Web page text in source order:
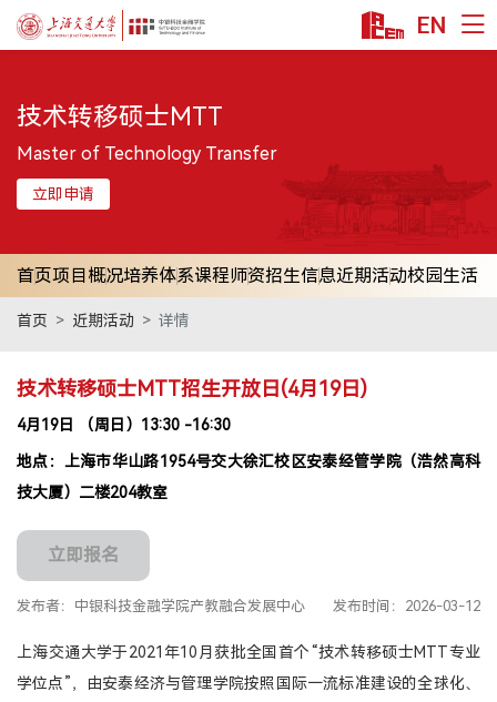
课程项目
技术转移硕士MTT
科技金融MBA
金融硕士MF
公益项目
教授/研究
双聘师资
行业师资
学术洞见
交叉科研
产教融合
生态活动
实训基地
联合研究
合作案例
EN
技术转移硕士MTT
Master of Technology Transfer
立即申请
首页项目概况培养体系课程师资招生信息近期活动校园生活
首页 近期活动 详情
技术转移硕士MTT招生开放日(4月19日)
4月19日 （周日）13:30 -16:30
地点：上海市华山路1954号交大徐汇校区安泰经管学院（浩然高科
技大厦）二楼204教室
立即报名
发布者：中银科技金融学院产教融合发展中心 发布时间：2026-03-12
上海交通大学于2021年10月获批全国首个“技术转移硕士MTT专业
学位点”，由安泰经济与管理学院按照国际一流标准建设的全球化、